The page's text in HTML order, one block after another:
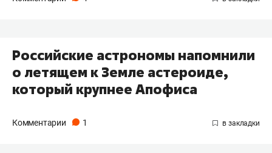
Российские астрономы напомнили
о летящем к Земле астероиде,
который крупнее Апофиса
Комментарии 1